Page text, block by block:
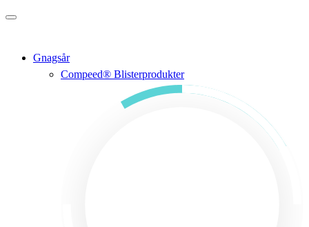
Gå til hovedinnholdet
Gnagsår
Compeed® Blisterprodukter